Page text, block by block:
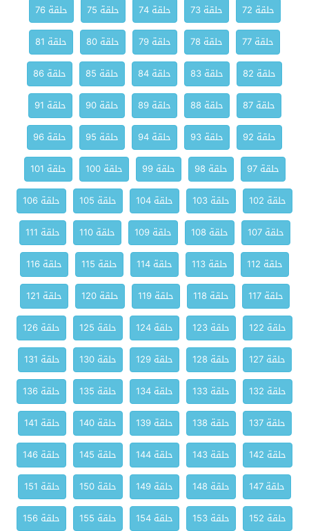
حلقة 72
حلقة 73 حلقة 74 حلقة 75
حلقة 76
حلقة 77
حلقة 78 حلقة 79 حلقة 80
حلقة 81
حلقة 82
حلقة 83 حلقة 84 حلقة 85
حلقة 86
حلقة 87
حلقة 88 حلقة 89 حلقة 90
حلقة 91
حلقة 92
حلقة 93 حلقة 94 حلقة 95
حلقة 96
حلقة 97
حلقة 98 حلقة 99 حلقة 100
حلقة 101
حلقة 102
حلقة 103 حلقة 104 حلقة 105
حلقة 106
حلقة 107
حلقة 108 حلقة 109 حلقة 110
حلقة 111
حلقة 112
حلقة 113 حلقة 114 حلقة 115
حلقة 116
حلقة 117
حلقة 118 حلقة 119 حلقة 120
حلقة 121
حلقة 122
حلقة 123 حلقة 124 حلقة 125
حلقة 126
حلقة 127
حلقة 128 حلقة 129 حلقة 130
حلقة 131
حلقة 132
حلقة 133 حلقة 134 حلقة 135
حلقة 136
حلقة 137
حلقة 138 حلقة 139 حلقة 140
حلقة 141
حلقة 142
حلقة 143 حلقة 144 حلقة 145
حلقة 146
حلقة 147
حلقة 148 حلقة 149 حلقة 150
حلقة 151
حلقة 152
حلقة 153 حلقة 154 حلقة 155 حلقة 156